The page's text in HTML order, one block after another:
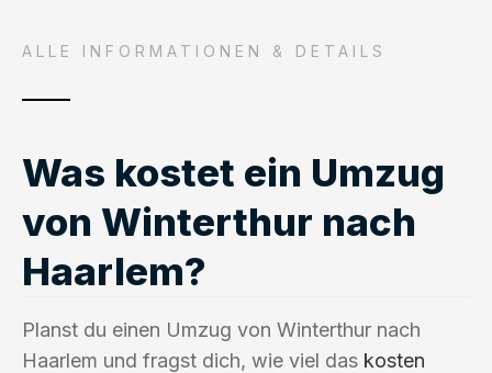
ALLE INFORMATIONEN & DETAILS
Was kostet ein Umzug
von Winterthur nach
Haarlem?
Planst du einen Umzug von Winterthur nach
Haarlem und fragst dich, wie viel das kosten